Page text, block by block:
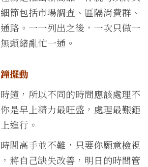
節包括市場調查、區隔消費群、
路。一一列出之後，一次只做一
頭緒亂忙一通。
擺動
鐘，所以不同的時間應該處理不
是早上精力最旺盛，處理最艱鉅
進行。
間高手並不難，只要你願意檢視
將自己缺失改善，明日的時間管